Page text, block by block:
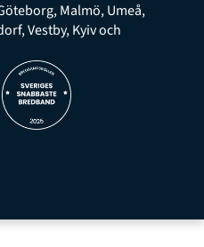
Malmö, Umeå,
Vestby, Kyiv och